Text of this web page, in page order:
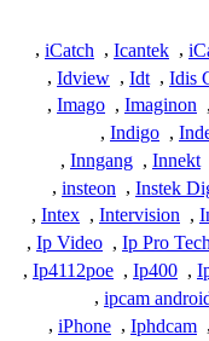
,
Icantek
,
iCatch
,
Idis
,
Idt
,
Idview
,
,
Imaginon
,
Imago
,
,
Indigo
,
Innekt
,
Inngang
,
Instek
,
insteon
,
,
Intervision
,
Intex
,
Ip Pro Tech
,
Ip Video
,
,
Ip400
,
Ip4112poe
,
ipcam
,
,
Iphdcam
,
iPhone
,